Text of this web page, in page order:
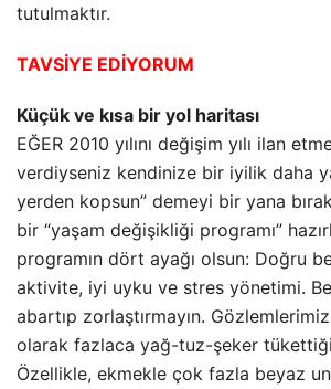
tutulmaktır.
TAVSİYE EDİYORUM
Küçük ve kısa bir yol haritası
EĞER 2010 yılını değişim yılı ilan
verdiyseniz kendinize bir iyilik daha
yerden kopsun” demeyi bir yana
bir “yaşam değişikliği programı”
programın dört ayağı olsun: Doğru
aktivite, iyi uyku ve stres yönetimi.
abartıp zorlaştırmayın.
olarak fazlaca yağ-tuz-şeker
Özellikle, ekmekle çok fazla beyaz